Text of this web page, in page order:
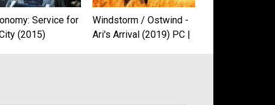
Service for
(2015)
Windstorm / Ostwind -
Ari's Arrival (2019) PC |